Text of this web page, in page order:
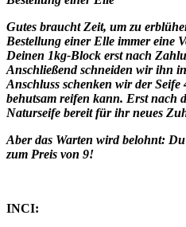
Gutes braucht Zeit, um zu
Bestellung einer Elle immer eine
Deinen 1kg-Block erst nach
Anschließend schneiden wir ihn
Anschluss schenken wir der Seife
behutsam reifen kann. Erst nach
Naturseife bereit für ihr neues
Aber das Warten wird belohnt:
zum Preis von 9!
INCI: